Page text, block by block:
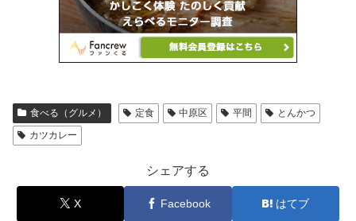
食べる（グルメ） 定食 中原区 平間
とんかつ
カツカレー
シェアする
X Facebook はてブ